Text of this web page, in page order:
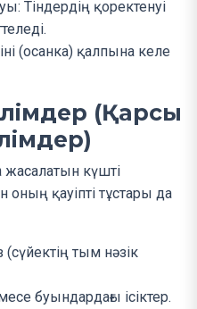
Тіндердің қоректенуі
(осанка) қалпына келе
(Қарсы
жасалатын күшті
қауіпті тұстары да
тым нәзік
буындардағы ісіктер.